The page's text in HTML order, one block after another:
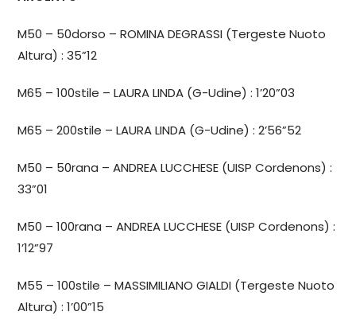
M50 – 50dorso – ROMINA DEGRASSI (Tergeste Nuoto
Altura) : 35”12
M65 – 100stile – LAURA LINDA (G-Udine) : 1’20”03
M65 – 200stile – LAURA LINDA (G-Udine) : 2’56”52
M50 – 50rana – ANDREA LUCCHESE (UISP Cordenons) :
33”01
M50 – 100rana – ANDREA LUCCHESE (UISP Cordenons) :
1’12”97
M55 – 100stile – MASSIMILIANO GIALDI (Tergeste Nuoto
Altura) : 1’00”15